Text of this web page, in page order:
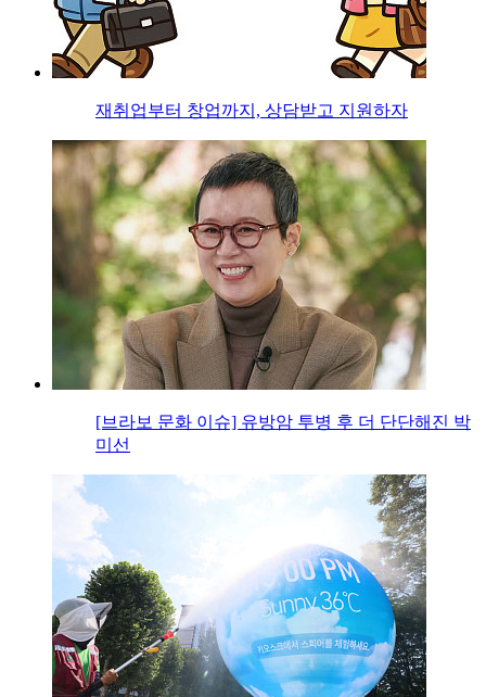
재취업부터 창업까지, 상담받고 지원하자
[브라보 문화 이슈] 유방암 투병 후 더 단단해진 박
미선